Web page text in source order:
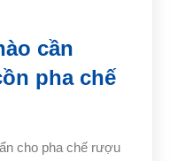
cần
pha chế
cho pha chế rượu